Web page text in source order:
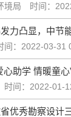
境局 时间：
力凸显，中节
间：2022-03-31
心助学 情暖童心
时间：2022-01-
优秀勘察设计